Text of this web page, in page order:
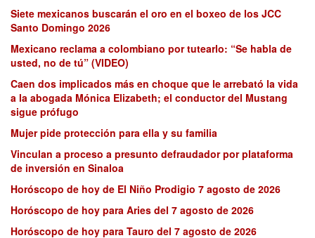
Siete mexicanos buscarán el oro en el boxeo de los JCC
Santo Domingo 2026
Mexicano reclama a colombiano por tutearlo: “Se habla de
usted, no de tú” (VIDEO)
Caen dos implicados más en choque que le arrebató la vida
a la abogada Mónica Elizabeth; el conductor del Mustang
sigue prófugo
Mujer pide protección para ella y su familia
Vinculan a proceso a presunto defraudador por plataforma
de inversión en Sinaloa
Horóscopo de hoy de El Niño Prodigio 7 agosto de 2026
Horóscopo de hoy para Aries del 7 agosto de 2026
Horóscopo de hoy para Tauro del 7 agosto de 2026